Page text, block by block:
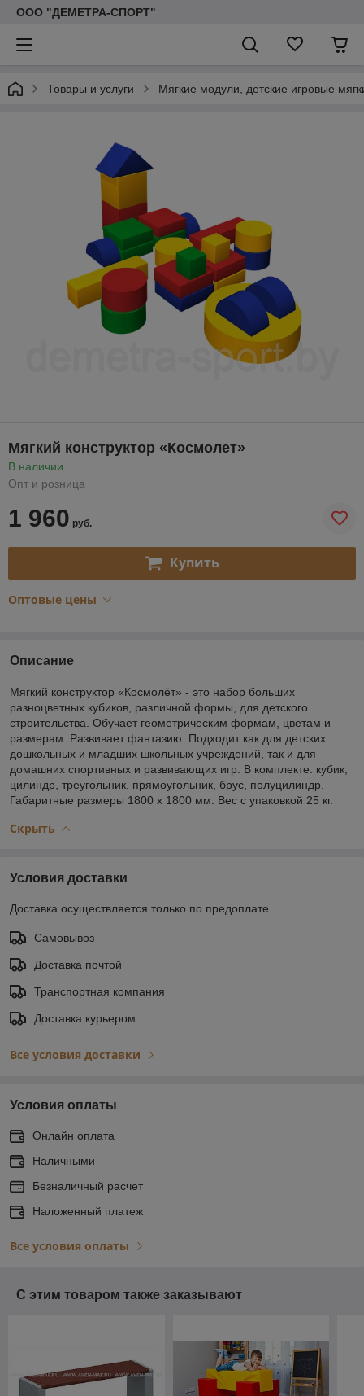
ООО "ДЕМЕТРА-СПОРТ"
Товары и услуги Мягкие модули, детские игровые
Мягкий конструктор «Космолет»
В наличии
Опт и розница
1 960 руб.
Купить
Оптовые цены
Описание
Мягкий конструктор «Космолёт» - это набор больших
разноцветных кубиков, различной формы, для детского
строительства. Обучает геометрическим формам, цветам и
размерам. Развивает фантазию. Подходит как для детских
дошкольных и младших школьных учреждений, так и для
домашних спортивных и развивающих игр. В комплекте: кубик,
цилиндр, треугольник, прямоугольник, брус, полуцилиндр.
Габаритные размеры 1800 x 1800 мм. Вес с упаковкой 25 кг.
Скрыть
Условия доставки
Доставка осуществляется только по предоплате.
Самовывоз
Доставка почтой
Транспортная компания
Доставка курьером
Все условия доставки
Условия оплаты
Онлайн оплата
Наличными
Безналичный расчет
Наложенный платеж
Все условия оплаты
С этим товаром также заказывают